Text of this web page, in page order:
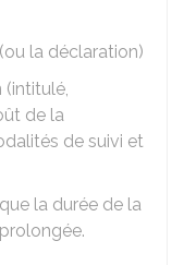
la déclaration)
de la
de suivi et
la durée de la